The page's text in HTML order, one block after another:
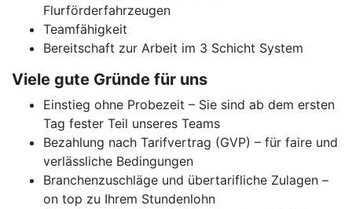
Flurförderfahrzeugen
Teamfähigkeit
Bereitschaft zur Arbeit im 3 Schicht System
Viele gute Gründe für uns
Einstieg ohne Probezeit – Sie sind ab dem ersten
Tag fester Teil unseres Teams
Bezahlung nach Tarifvertrag (GVP) – für faire und
verlässliche Bedingungen
Branchenzuschläge und übertarifliche Zulagen –
on top zu Ihrem Stundenlohn